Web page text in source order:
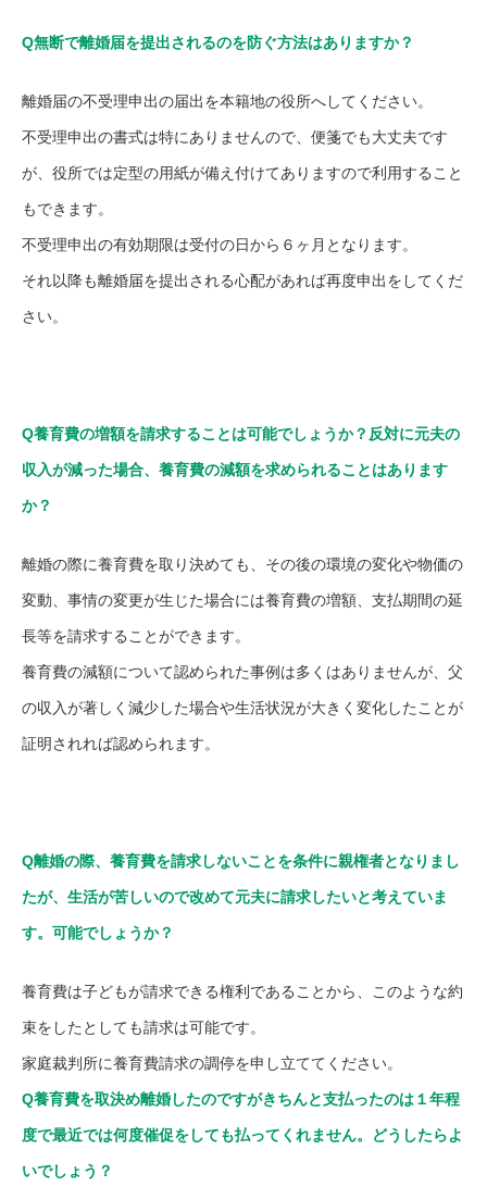
Q無断で離婚届を提出されるのを防ぐ方法はありますか？
離婚届の不受理申出の届出を本籍地の役所へしてください。
不受理申出の書式は特にありませんので、便箋でも大丈夫です
が、役所では定型の用紙が備え付けてありますので利用すること
もできます。
不受理申出の有効期限は受付の日から６ヶ月となります。
それ以降も離婚届を提出される心配があれば再度申出をしてくだ
さい。
Q養育費の増額を請求することは可能でしょうか？反対に元夫の
収入が減った場合、養育費の減額を求められることはあります
か？
離婚の際に養育費を取り決めても、その後の環境の変化や物価の
変動、事情の変更が生じた場合には養育費の増額、支払期間の延
長等を請求することができます。
養育費の減額について認められた事例は多くはありませんが、父
の収入が著しく減少した場合や生活状況が大きく変化したことが
証明されれば認められます。
Q離婚の際、養育費を請求しないことを条件に親権者となりまし
たが、生活が苦しいので改めて元夫に請求したいと考えていま
す。可能でしょうか？
養育費は子どもが請求できる権利であることから、このような約
束をしたとしても請求は可能です。
家庭裁判所に養育費請求の調停を申し立ててください。
Q養育費を取決め離婚したのですがきちんと支払ったのは１年程
度で最近では何度催促をしても払ってくれません。どうしたらよ
いでしょう？